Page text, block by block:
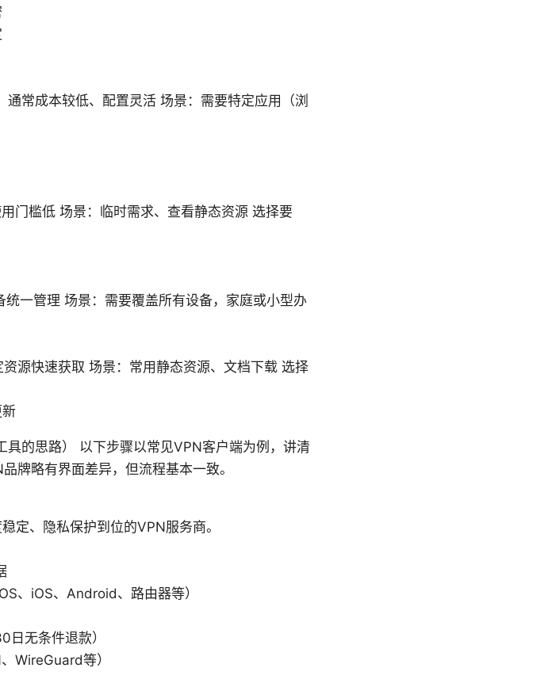
常成本较低、配置灵活 场景：需要特定应用（浏
门槛低 场景：临时需求、查看静态资源 选择要
一管理 场景：需要覆盖所有设备，家庭或小型办
源快速获取 场景：常用静态资源、文档下载 选择
的思路） 以下步骤以常见VPN客户端为例，讲清
牌略有界面差异，但流程基本一致。
定、隐私保护到位的VPN服务商。
、iOS、Android、路由器等）
日无条件退款）
WireGuard等）